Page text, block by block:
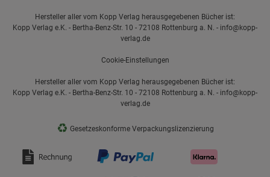
Hersteller aller vom Kopp Verlag herausgegebenen Bücher ist:
Kopp Verlag e.K. - Bertha-Benz-Str. 10 - 72108 Rottenburg a. N. - info@kopp-
verlag.de
Cookie-Einstellungen
Hersteller aller vom Kopp Verlag herausgegebenen Bücher ist:
Kopp Verlag e.K. - Bertha-Benz-Str. 10 - 72108 Rottenburg a. N. - info@kopp-
verlag.de
♻ Gesetzeskonforme Verpackungslizenzierung